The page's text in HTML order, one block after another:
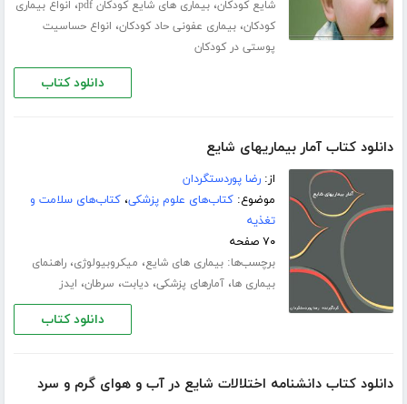
شایع کودکان،بیماری های شایع کودکان pdf ، انواع بیماری
کودکان،بیماری عفونی حاد کودکان، انواع حساسیت
پوستی در کودکان
دانلود کتاب
دانلود کتاب آمار بیماریهای شایع
از:رضا پوردستگردان
موضوع:کتاب‌های علوم پزشکی،کتاب‌های سلامت و
تغذیه
۷۰ صفحه
برچسب‌ها:بیماری های شایع، میکروبیولوژی،راهنمای
بیماری ها،آمارهای پزشکی،دیابت، سرطان، ایدز
دانلود کتاب
دانلود کتاب دانشنامه اختلالات شایع در آب و هوای گرم و سرد